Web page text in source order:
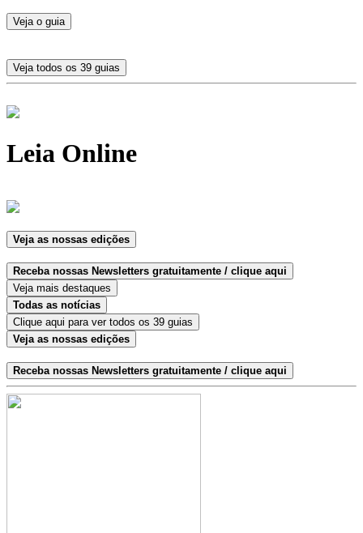
Veja o guia
Veja todos os 39 guias
Leia Online
Veja as nossas edições
Receba nossas Newsletters gratuitamente / clique aqui
Veja mais destaques
Todas as notícias
Clique aqui para ver todos os 39 guias
Veja as nossas edições
Receba nossas Newsletters gratuitamente / clique aqui